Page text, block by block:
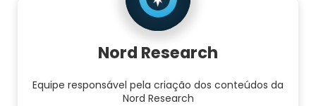
Nord Research
Equipe responsável pela criação dos conteúdos da
Nord Research